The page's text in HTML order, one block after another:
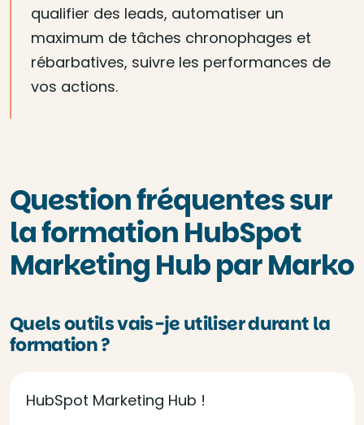
qualifier des leads, automatiser un
maximum de tâches chronophages et
rébarbatives, suivre les performances de
vos actions.
Question fréquentes sur
la formation HubSpot
Marketing Hub par Marko
Quels outils vais-je utiliser durant la
formation ?
HubSpot Marketing Hub !